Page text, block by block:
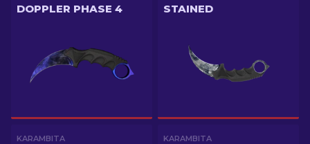
DOPPLER PHASE 4 STAINED
KARAMBITA KARAMBITA